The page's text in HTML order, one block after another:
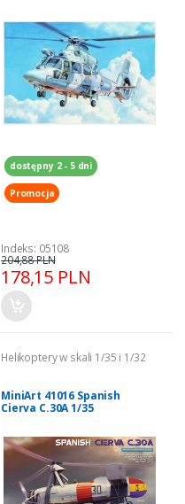
dostępny 2 - 5 dni
Promocja
Indeks: 05108
178,15 PLN
204,88 PLN
Helikoptery w skali 1/35 i 1/32
MiniArt 41016 Spanish
Cierva C.30A 1/35